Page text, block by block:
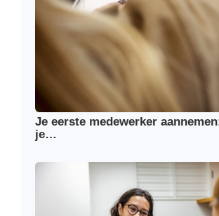
Je eerste medewerker
je…